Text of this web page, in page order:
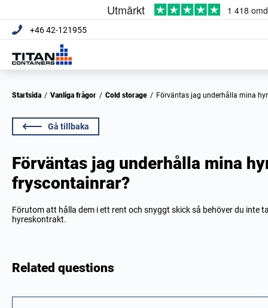
+46 42-121955
Startsida / Vanliga frågor / Cold storage / Förväntas jag underhålla mina
Gå tillbaka
Förväntas jag underhålla mina
fryscontainrar?
Förutom att hålla dem i ett rent och snyggt skick så behöver du inte
hyreskontrakt.
Related questions